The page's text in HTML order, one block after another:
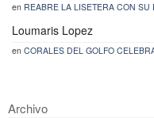
en REABRE LA LISETERA CON SU
Loumaris Lopez
en CORALES DEL GOLFO
Archivo